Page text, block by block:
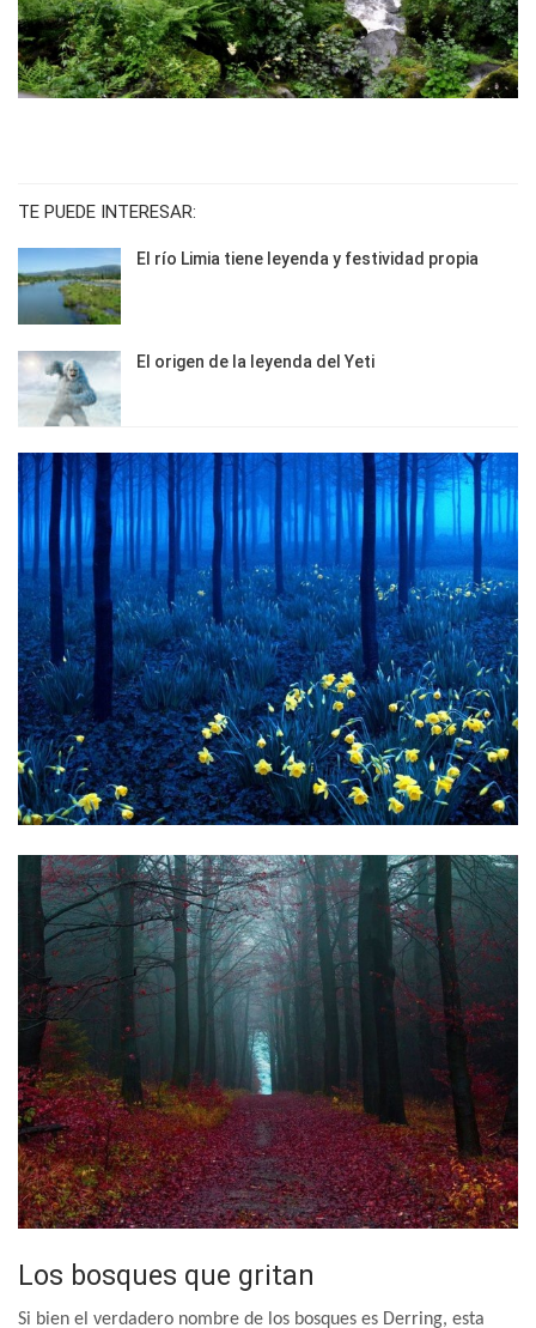
TE PUEDE INTERESAR:
El río Limia tiene leyenda y festividad propia
El origen de la leyenda del Yeti
Los bosques que gritan
Si bien el verdadero nombre de los bosques es Derring, esta